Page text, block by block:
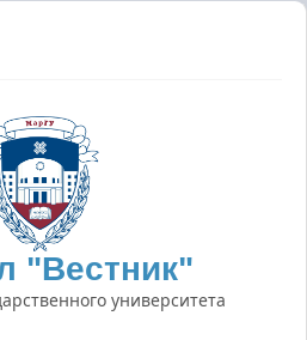
"Вестник"
университета